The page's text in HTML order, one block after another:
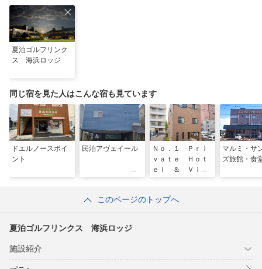
夏泊ゴルフリンク
ス 海浜ロッジ
同じ宿を見た人はこんな宿も見ています
ドエルノースポイ
ント
民泊アヴェイール
Ｎｏ．１ Ｐｒｉ
ｖａｔｅ Ｈｏｔ
ｅｌ ＆ Ｖｉｌ
マルミ・サ
ズ旅館・食
このページのトップへ
夏泊ゴルフリンクス 海浜ロッジ
施設紹介